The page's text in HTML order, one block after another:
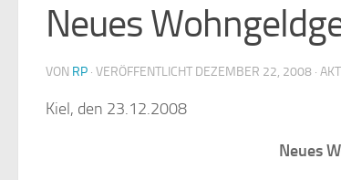
Neues
VON RP · VERÖFFENTLICHT DEZEMBER 22, 2008 ·
Kiel, den 23.12.2008
Neues